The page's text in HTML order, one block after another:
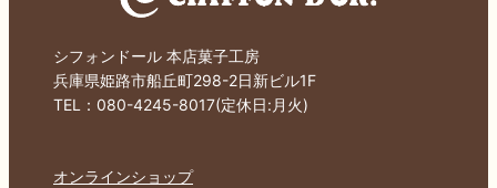
シフォンドール 本店菓子工房
兵庫県姫路市船丘町298-2日新ビル1F
TEL：080-4245-8017(定休日:月火)
オンラインショップ